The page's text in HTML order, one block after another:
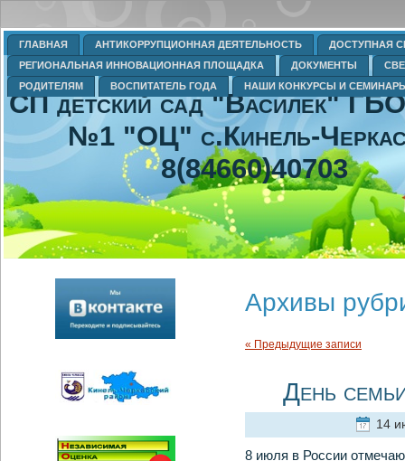
ГЛАВНАЯ АНТИКОРРУПЦИОННАЯ ДЕЯТЕЛЬНОСТЬ
ДОСТУПНАЯ
РЕГИОНАЛЬНАЯ ИННОВАЦИОННАЯ ПЛОЩАДКА
ДОКУМЕНТЫ
РОДИТЕЛЯМ
ВОСПИТАТЕЛЬ ГОДА НАШИ КОНКУРСЫ И
СП детский сад "Василек"
№1 "ОЦ" с.Кинель-
8(84660)40703
Архивы
« Предыдущие записи
День
14
8 июля в России